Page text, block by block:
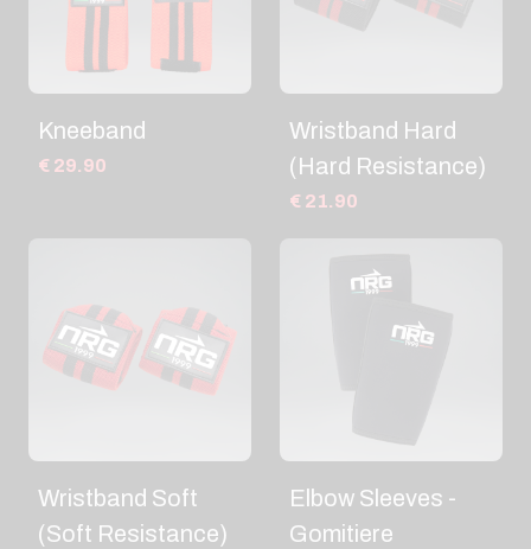
Kneeband
€ 29.90
Wristband Hard
(Hard Resistance)
€ 21.90
Wristband Soft
(Soft Resistance)
Elbow Sleeves -
Gomitiere